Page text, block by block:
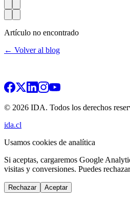
Artículo no encontrado
← Volver al blog
© 2026 IDA. Todos los derechos
ida.cl
Usamos cookies de analítica
Si aceptas, cargaremos Google
visitas y conversiones. Puedes
Rechazar Aceptar